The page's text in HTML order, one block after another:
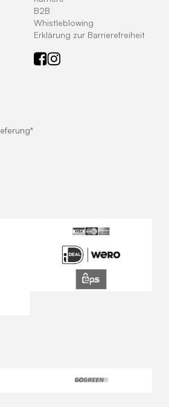
B2B
Whistleblowing
Erklärung zur Barrierefreiheit